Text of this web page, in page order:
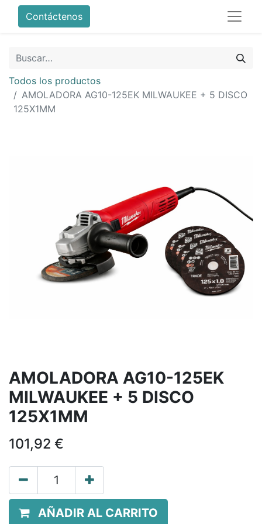
Contáctenos
Todos los productos
AMOLADORA AG10-125EK MILWAUKEE + 5 DISCO
125X1MM
AMOLADORA AG10-125EK
MILWAUKEE + 5 DISCO
125X1MM
101,92 €
AÑADIR AL CARRITO